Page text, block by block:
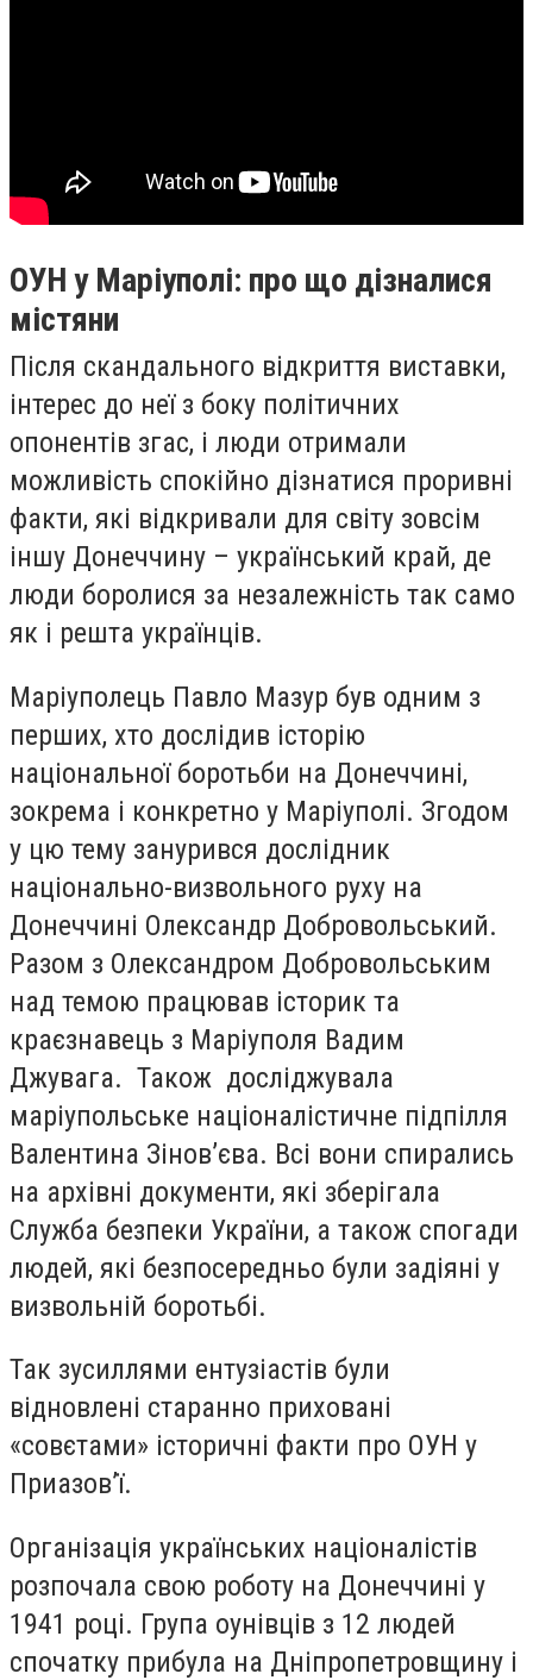
ОУН у Маріуполі: про що дізналися
містяни
Після скандального відкриття виставки,
інтерес до неї з боку політичних
опонентів згас, і люди отримали
можливість спокійно дізнатися проривні
факти, які відкривали для світу зовсім
іншу Донеччину – український край, де
люди боролися за незалежність так само
як і решта українців.
Маріуполець Павло Мазур був одним з
перших, хто дослідив історію
національної боротьби на Донеччині,
зокрема і конкретно у Маріуполі. Згодом
у цю тему занурився дослідник
національно-визвольного руху на
Донеччині Олександр Добровольський.
Разом з Олександром Добровольським
над темою працював історик та
краєзнавець з Маріуполя Вадим
Джувага. Також досліджувала
маріупольське націоналістичне підпілля
Валентина Зінов’єва. Всі вони спирались
на архівні документи, які зберігала
Служба безпеки України, а також спогади
людей, які безпосередньо були задіяні у
визвольній боротьбі.
Так зусиллями ентузіастів були
відновлені старанно приховані
«совєтами» історичні факти про ОУН у
Приазов’ї.
Організація українських націоналістів
розпочала свою роботу на Донеччині у
1941 році. Група оунівців з 12 людей
спочатку прибула на Дніпропетровщину і